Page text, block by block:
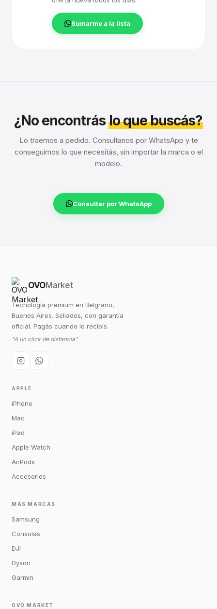
Sumarme a la lista
¿No encontráslo que buscás?
Lo traemos a pedido. Consultanos por WhatsApp y te
conseguimos lo que necesitás, sin importar la marca o el
modelo.
Consultar por WhatsApp
OVOMarket
Tecnología premium en Belgrano,
Buenos Aires. Sellados, con garantía
oficial. Pagás cuando lo recibís.
"A un click de distancia"
APPLE
iPhone
Mac
iPad
Apple Watch
AirPods
Accesorios
MÁS MARCAS
Samsung
Consolas
DJI
Dyson
Garmin
OVO MARKET